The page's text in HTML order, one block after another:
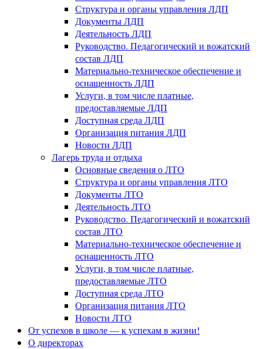
Структура и органы управления ЛДП
Документы ЛДП
Деятельность ЛДП
Руководство. Педагогический и вожатский
состав ЛДП
Материально-техническое обеспечение и
оснащенность ЛДП
Услуги, в том числе платные,
предоставляемые ЛДП
Доступная среда ЛДП
Организация питания ЛДП
Новости ЛДП
Лагерь труда и отдыха
Основные сведения о ЛТО
Структура и органы управления ЛТО
Документы ЛТО
Деятельность ЛТО
Руководство. Педагогический и вожатский
состав ЛТО
Материально-техническое обеспечение и
оснащенность ЛТО
Услуги, в том числе платные,
предоставляемые ЛТО
Доступная среда ЛТО
Организация питания ЛТО
Новости ЛТО
От успехов в школе — к успехам в жизни!
О директорах